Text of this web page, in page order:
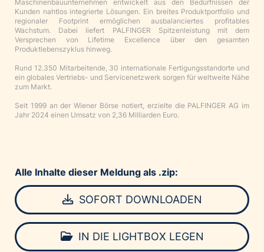
Maschinenbauunternehmen entwickelt aus den Bedürfnissen der
Kunden nahtlos integrierte Lösungen. Ein breites Produktportfolio und
regionaler Footprint ermöglichen ausbalanciertes profitables
Wachstum. Dabei liefert PALFINGER Spitzenleistung mit dem
Versprechen von Lifetime Excellence über den gesamten
Produktlebenszyklus hinweg.
Rund 12.350 Mitarbeitende, 30 internationale Fertigungsstandorte und
ein globales Vertriebs- und Servicenetzwerk sorgen für weltweite Nähe
zum Markt.
Seit 1999 an der Wiener Börse notiert, erzielte die PALFINGER AG im
Jahr 2024 einen Umsatz von 2,36 Milliarden Euro.
Alle Inhalte dieser Meldung als .zip:
SOFORT DOWNLOADEN
IN DIE LIGHTBOX LEGEN